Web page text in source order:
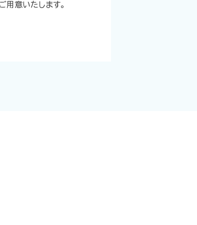
用意いたします。